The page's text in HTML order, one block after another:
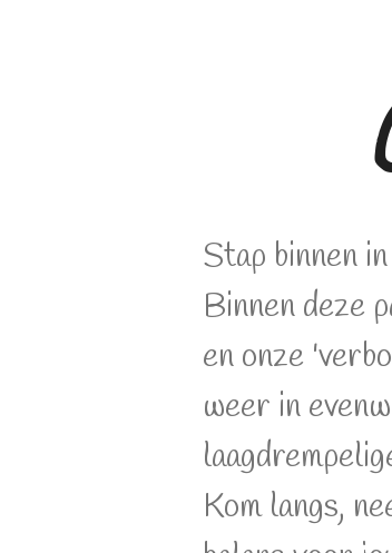
Stap binnen
Binnen deze
en onze
weer in
Kom langs,